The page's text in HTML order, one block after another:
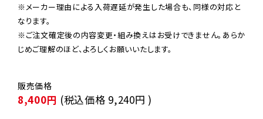
※メーカー理由による入荷遅延が発生した場合も、同様の対応と
なります。
※ご注文確定後の内容変更・組み換えはお受けできません。あらか
じめご理解のほど、よろしくお願いいたします。
8,400円 (税込価格 9,240円 )